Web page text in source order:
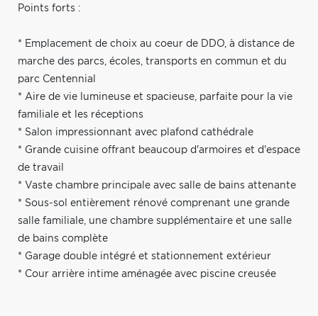
Points forts :
* Emplacement de choix au coeur de DDO, à distance de
marche des parcs, écoles, transports en commun et du
parc Centennial
* Aire de vie lumineuse et spacieuse, parfaite pour la vie
familiale et les réceptions
* Salon impressionnant avec plafond cathédrale
* Grande cuisine offrant beaucoup d'armoires et d'espace
de travail
* Vaste chambre principale avec salle de bains attenante
* Sous-sol entièrement rénové comprenant une grande
salle familiale, une chambre supplémentaire et une salle
de bains complète
* Garage double intégré et stationnement extérieur
* Cour arrière intime aménagée avec piscine creusée